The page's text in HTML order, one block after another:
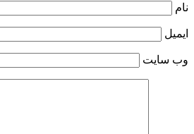
نام
ایمیل
وب‌ سایت